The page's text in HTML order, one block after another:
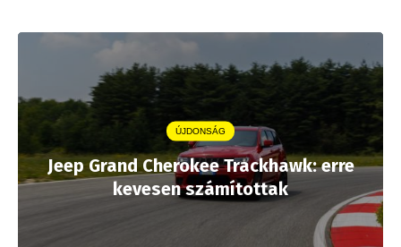
ÚJDONSÁG
Jeep Grand Cherokee Trackhawk: erre
kevesen számítottak